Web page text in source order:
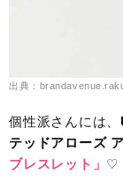
出典：
個性派さんには、
テッドアローズ
ブレスレット」 ♡